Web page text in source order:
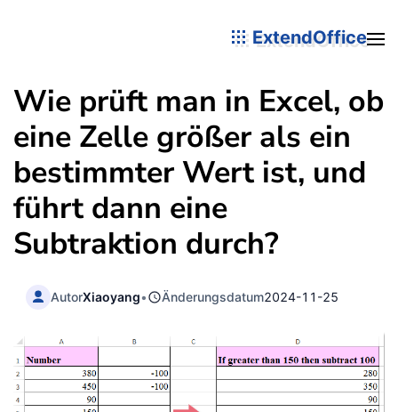
ExtendOffice
Wie prüft man in Excel, ob
eine Zelle größer als ein
bestimmter Wert ist, und
führt dann eine
Subtraktion durch?
AutorXiaoyang• Änderungsdatum2024-11-25